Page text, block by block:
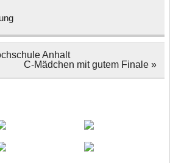
Anhalt
C-Mädchen mit gutem Finale »